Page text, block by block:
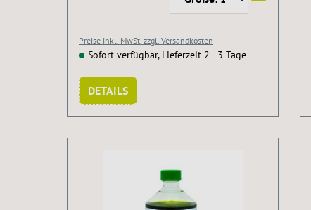
Preise inkl. MwSt. zzgl. Versandkosten
Sofort verfügbar, Lieferzeit 2 - 3 Tage
DETAILS